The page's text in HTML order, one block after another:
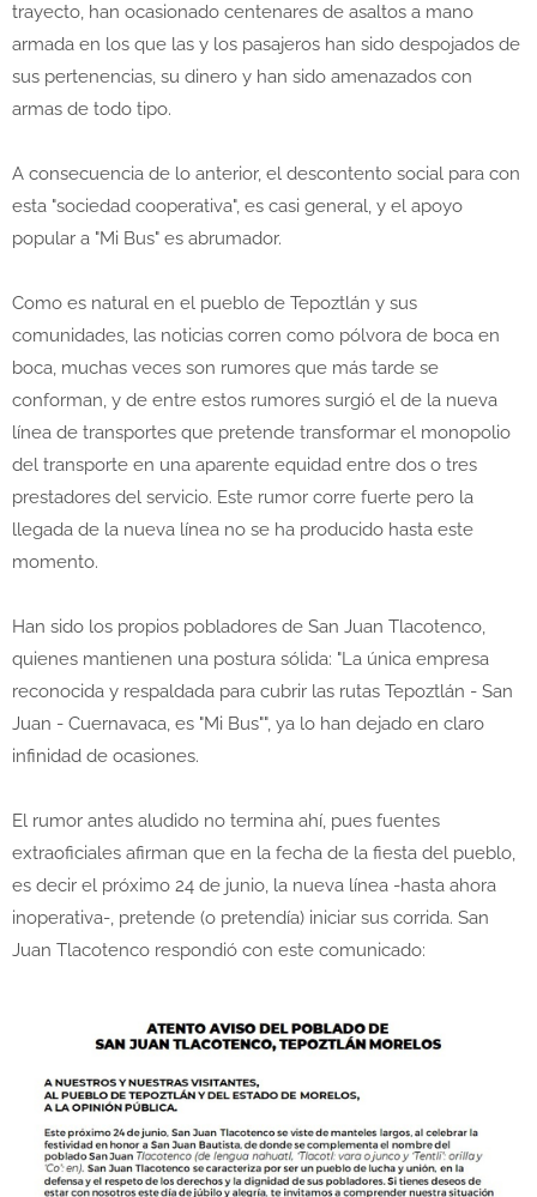
trayecto, han ocasionado centenares de asaltos a mano
armada en los que las y los pasajeros han sido despojados de
sus pertenencias, su dinero y han sido amenazados con
armas de todo tipo.
A consecuencia de lo anterior, el descontento social para con
esta "sociedad cooperativa", es casi general, y el apoyo
popular a "Mi Bus" es abrumador.
Como es natural en el pueblo de Tepoztlán y sus
comunidades, las noticias corren como pólvora de boca en
boca, muchas veces son rumores que más tarde se
conforman, y de entre estos rumores surgió el de la nueva
línea de transportes que pretende transformar el monopolio
del transporte en una aparente equidad entre dos o tres
prestadores del servicio. Este rumor corre fuerte pero la
llegada de la nueva línea no se ha producido hasta este
momento.
Han sido los propios pobladores de San Juan Tlacotenco,
quienes mantienen una postura sólida: "La única empresa
reconocida y respaldada para cubrir las rutas Tepoztlán - San
Juan - Cuernavaca, es "Mi Bus"", ya lo han dejado en claro
infinidad de ocasiones.
El rumor antes aludido no termina ahí, pues fuentes
extraoficiales afirman que en la fecha de la fiesta del pueblo,
es decir el próximo 24 de junio, la nueva línea -hasta ahora
inoperativa-, pretende (o pretendía) iniciar sus corrida. San
Juan Tlacotenco respondió con este comunicado: